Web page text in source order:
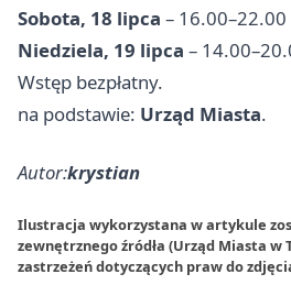
Sobota, 18 lipca – 16.00–22.00
Niedziela, 19 lipca –
Wstęp bezpłatny.
na podstawie: Urząd Miasta.
Autor:krystian
Ilustracja wykorzystana w artykule
zewnętrznego źródła (Urząd Miasta w
zastrzeżeń dotyczących praw do